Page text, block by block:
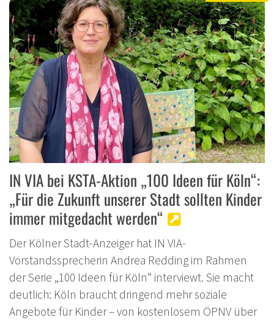
IN VIA bei KSTA-Aktion „100 Ideen für Köln“:
„Für die Zukunft unserer Stadt sollten Kinder
immer mitgedacht werden“
Der Kölner Stadt-Anzeiger hat IN VIA-
Vorstandssprecherin Andrea Redding im Rahmen
der Serie „100 Ideen für Köln“ interviewt. Sie macht
deutlich: Köln braucht dringend mehr soziale
Angebote für Kinder – von kostenlosem ÖPNV über